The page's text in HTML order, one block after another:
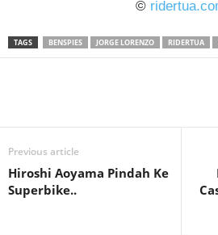
©
TAGS BENSPIES JORGE LORENZO RIDERTUA
Previous article
Hiroshi Aoyama Pindah Ke
Superbike..